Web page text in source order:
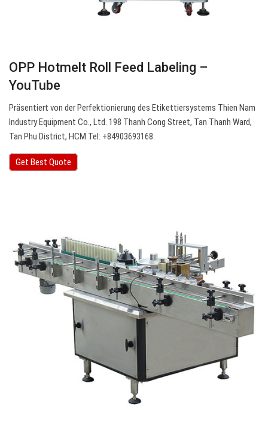
OPP Hotmelt Roll Feed Labeling –
YouTube
Präsentiert von der Perfektionierung des Etikettiersystems Thien Nam
Industry Equipment Co., Ltd. 198 Thanh Cong Street, Tan Thanh Ward,
Tan Phu District, HCM Tel: +84903693168.
Get Best Quote